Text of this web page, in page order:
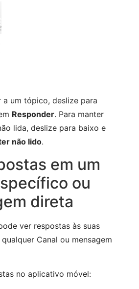
a um tópico, deslize para
Responder. Para manter
lida, deslize para baixo e
não lido.
em um
ou
direta
ver respostas às suas
Canal ou mensagem
no aplicativo móvel: